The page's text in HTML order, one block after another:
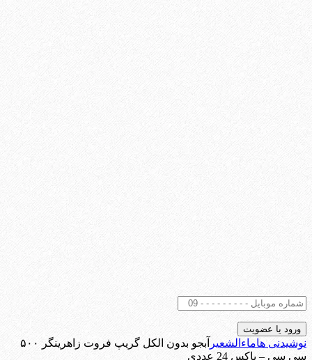
نوشیدنی هاماءالشعیر
آبجو بدون الکل گریپ فروت زاهرینگر ۵۰۰
سی سی – باکس 24 عددی